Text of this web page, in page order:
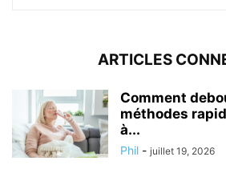
ARTICLES
Comment
méthodes
à...
Phil - juillet 19, 2026